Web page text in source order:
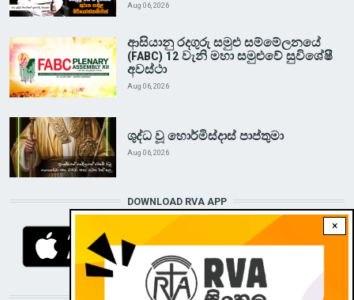
×
Aug 06, 2026
ආසියානු රදගුරු සමුළු සම්මේලනයේ
(FABC) 12 වැනි මහා සමුළුවේ සුවිශේෂී
අවස්ථා
Aug 06, 2026
ශුද්ධ වූ හොර්මිස්දාස් පාප්තුමා
Aug 06, 2026
DOWNLOAD RVA APP
STAY CONNECTED WITH US!